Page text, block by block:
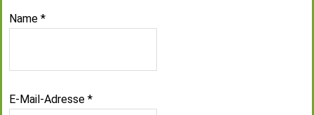
Name *
E-Mail-Adresse *